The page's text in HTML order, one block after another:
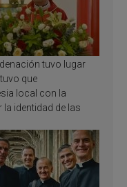
tuvo lugar
que
local con la
identidad de las